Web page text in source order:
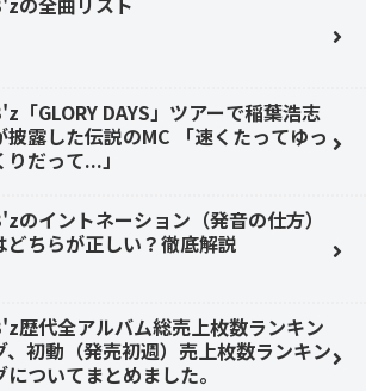
「GLORY DAYS」ツアーで稲葉浩志
披露した伝説のMC 「速くたってゆっ
りだって...」
のイントネーション（発音の仕方）
どちらが正しい？徹底解説
歴代全アルバム総売上枚数ランキン
、初動（発売初週）売上枚数ランキン
についてまとめました。